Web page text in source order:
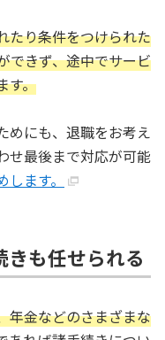
たり条件をつけられた
できず、途中でサービ
す。
めにも、退職をお考え
せ最後まで対応が可能
ます。
きも任せられる
年金などのさまざまな